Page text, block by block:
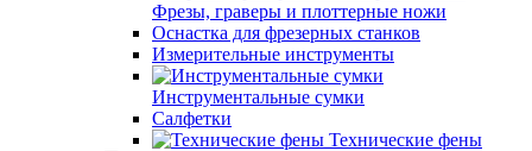
Фрезы, граверы и плоттерные ножи
Оснастка для фрезерных станков
Измерительные инструменты
Инструментальные сумки
Салфетки
Технические фены